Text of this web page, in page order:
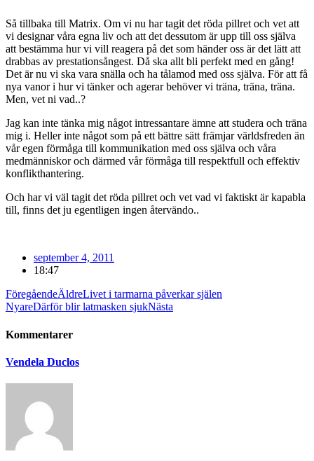
Så tillbaka till Matrix. Om vi nu har tagit det röda pillret och vet att
vi designar våra egna liv och att det dessutom är upp till oss själva
att bestämma hur vi vill reagera på det som händer oss är det lätt att
drabbas av prestationsångest. Då ska allt bli perfekt med en gång!
Det är nu vi ska vara snälla och ha tålamod med oss själva. För att få
nya vanor i hur vi tänker och agerar behöver vi träna, träna, träna.
Men, vet ni vad..?
Jag kan inte tänka mig något intressantare ämne att studera och träna
mig i. Heller inte något som på ett bättre sätt främjar världsfreden än
vår egen förmåga till kommunikation med oss själva och våra
medmänniskor och därmed vår förmåga till respektfull och effektiv
konflikthantering.
Och har vi väl tagit det röda pillret och vet vad vi faktiskt är kapabla
till, finns det ju egentligen ingen återvändo..
september 4, 2011
18:47
FöregåendeÄldreLivet i tarmarna påverkar själen
NyareDärför blir latmasken sjukNästa
Kommentarer
Vendela Duclos